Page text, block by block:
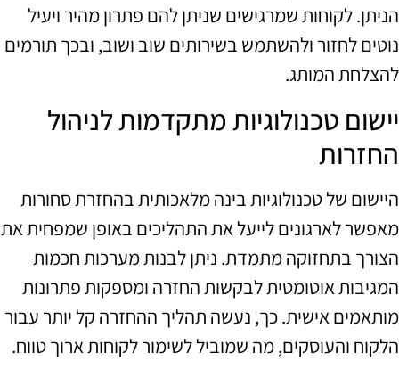
הניתן. לקוחות שמרגישים שניתן להם פתרון מהיר ויעיל
נוטים לחזור ולהשתמש בשירותים שוב ושוב, ובכך תורמים
להצלחת המותג.
יישום טכנולוגיות מתקדמות לניהול
החזרות
היישום של טכנולוגיות בינה מלאכותית בהחזרת סחורות
מאפשר לארגונים לייעל את התהליכים באופן שמפחית את
הצורך בתחזוקה מתמדת. ניתן לבנות מערכות חכמות
המגיבות אוטומטית לבקשות החזרה ומספקות פתרונות
מותאמים אישית. כך, נעשה תהליך ההחזרה קל יותר עבור
הלקוח והעוסקים, מה שמוביל לשימור לקוחות ארוך טווח.